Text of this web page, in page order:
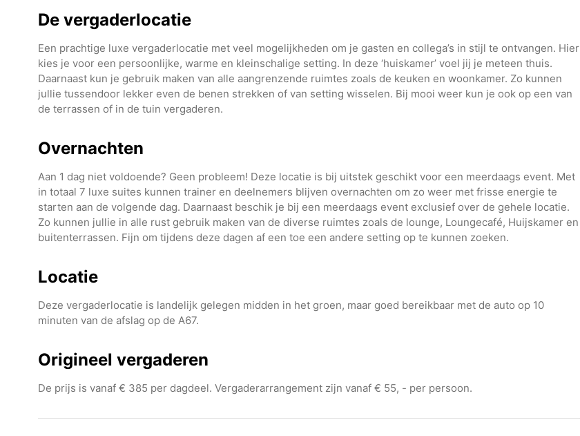
De vergaderlocatie
Een prachtige luxe vergaderlocatie met veel mogelijkheden om je gasten en collega’s in stijl te ontvangen. Hier
kies je voor een persoonlijke, warme en kleinschalige setting. In deze ‘huiskamer’ voel jij je meteen thuis.
Daarnaast kun je gebruik maken van alle aangrenzende ruimtes zoals de keuken en woonkamer. Zo kunnen
jullie tussendoor lekker even de benen strekken of van setting wisselen. Bij mooi weer kun je ook op een van
de terrassen of in de tuin vergaderen.
Overnachten
Aan 1 dag niet voldoende? Geen probleem! Deze locatie is bij uitstek geschikt voor een meerdaags event. Met
in totaal 7 luxe suites kunnen trainer en deelnemers blijven overnachten om zo weer met frisse energie te
starten aan de volgende dag. Daarnaast beschik je bij een meerdaags event exclusief over de gehele locatie.
Zo kunnen jullie in alle rust gebruik maken van de diverse ruimtes zoals de lounge, Loungecafé, Huijskamer en
buitenterrassen. Fijn om tijdens deze dagen af een toe een andere setting op te kunnen zoeken.
Locatie
Deze vergaderlocatie is landelijk gelegen midden in het groen, maar goed bereikbaar met de auto op 10
minuten van de afslag op de A67.
Origineel vergaderen
De prijs is vanaf € 385 per dagdeel. Vergaderarrangement zijn vanaf € 55, - per persoon.